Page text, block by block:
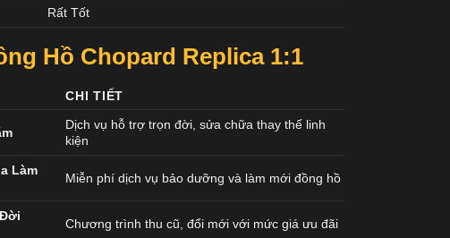
Rất Tốt
Hồ Chopard Replica 1:1
CHI TIẾT
Dịch vụ hỗ trợ trọn đời, sửa chữa thay thế linh
kiện
Làm
Miễn phí dịch vụ bảo dưỡng và làm mới đồng hồ
Chương trình thu cũ, đổi mới với mức giá ưu đãi